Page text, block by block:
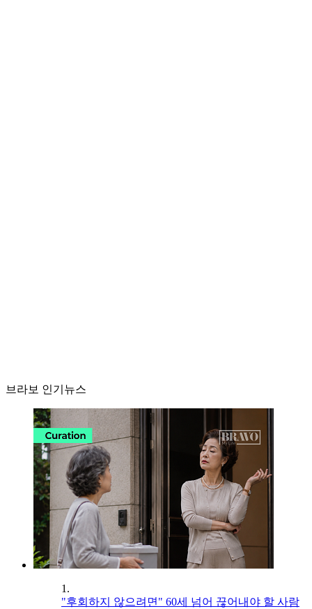
브라보 인기뉴스
1.
"후회하지 않으려면" 60세 넘어 끊어내야 할 사람